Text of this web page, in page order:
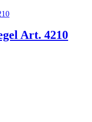
Art. 4210